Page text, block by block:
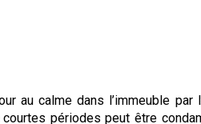
au calme dans l’immeuble par
périodes peut être